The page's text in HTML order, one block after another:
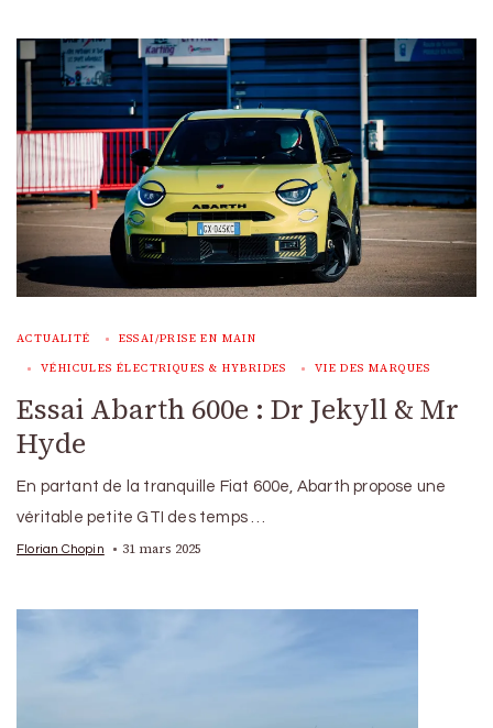
ACTUALITÉ ESSAI/PRISE EN MAIN
VÉHICULES ÉLECTRIQUES & HYBRIDES VIE DES MARQUES
Essai Abarth 600e : Dr Jekyll & Mr
Hyde
En partant de la tranquille Fiat 600e, Abarth propose une
véritable petite GTI des temps …
Florian Chopin 31 mars 2025